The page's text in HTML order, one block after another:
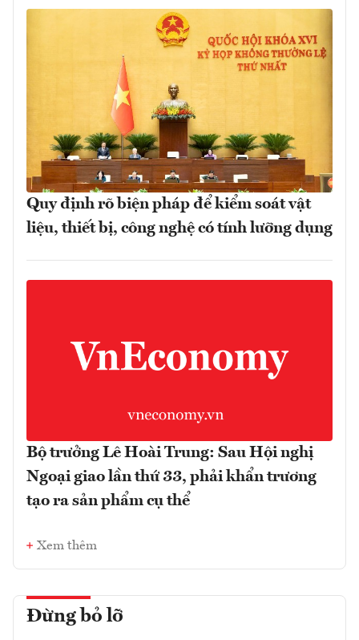
Quy định rõ biện pháp để kiểm soát vật
liệu, thiết bị, công nghệ có tính lưỡng dụng
Bộ trưởng Lê Hoài Trung: Sau Hội nghị
Ngoại giao lần thứ 33, phải khẩn trương
tạo ra sản phẩm cụ thể
Xem thêm
Đừng bỏ lỡ